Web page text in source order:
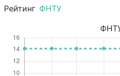
Рейтинг ФНТУ